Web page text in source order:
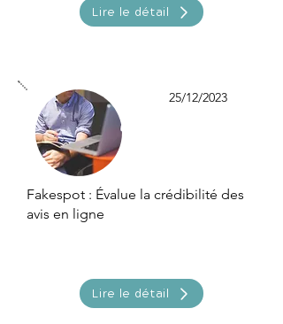
Lire le détail
25/12/2023
Fakespot : Évalue la crédibilité des
avis en ligne
Lire le détail